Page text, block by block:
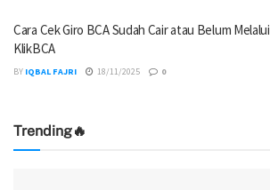
Cara Cek Giro BCA Sudah Cair atau Belum Melalui
KlikBCA
BY IQBAL FAJRI 18/11/2025 0
Trending🔥